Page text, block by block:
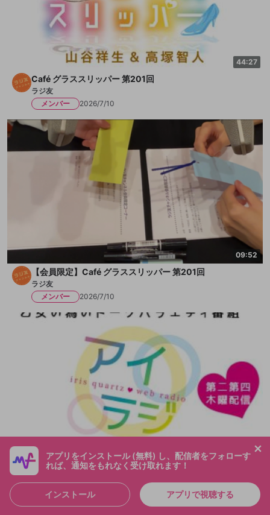
44:27
Café グラススリッパー 第201回
ラジ友
メンバー
2026/7/10
09:52
【会員限定】Café グラススリッパー 第201回
ラジ友
メンバー
2026/7/10
45:30
アイリスクォーツラジオ アイ♥ラジ 第257回
ラジ友
メンバー
アプリをインストール (無料) し、配信者をフォローす
れば、通知をもれなく受け取れます！
インストール アプリで視聴する